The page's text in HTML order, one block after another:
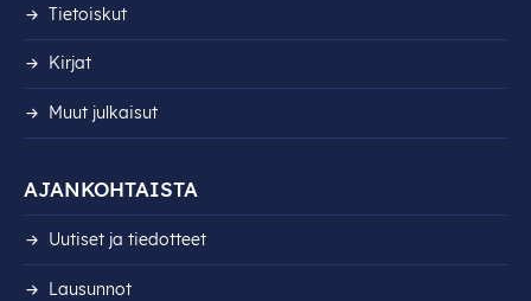
Tietoiskut
Kirjat
Muut julkaisut
AJANKOHTAISTA
Uutiset ja tiedotteet
Lausunnot